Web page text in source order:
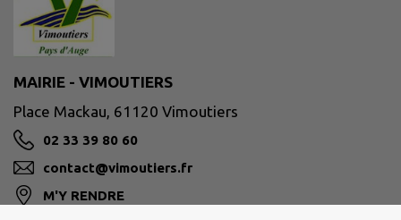
MAIRIE - VIMOUTIERS
Place Mackau, 61120 Vimoutiers
02 33 39 80 60
contact@vimoutiers.fr
M'Y RENDRE